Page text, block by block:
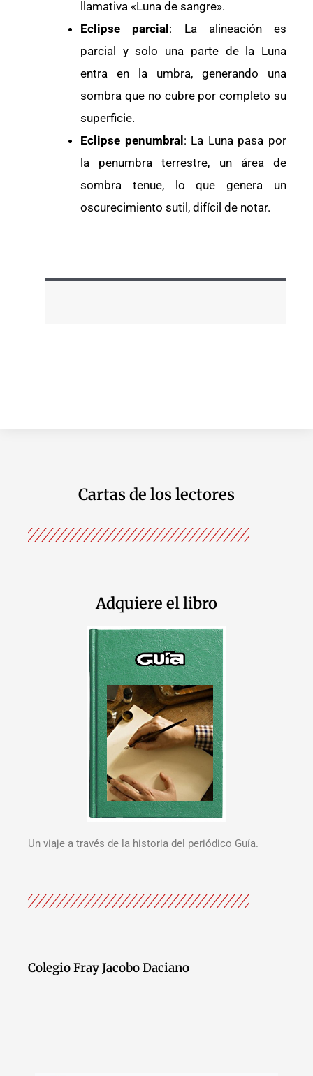
llamativa «Luna de sangre».
Eclipse parcial: La alineación es
parcial y solo una parte de la Luna
entra en la umbra, generando una
sombra que no cubre por completo su
superficie.
Eclipse penumbral: La Luna pasa por
la penumbra terrestre, un área de
sombra tenue, lo que genera un
oscurecimiento sutil, difícil de notar.
Cartas de los lectores
Adquiere el libro
Un viaje a través de la historia del periódico Guía.
Colegio Fray Jacobo Daciano